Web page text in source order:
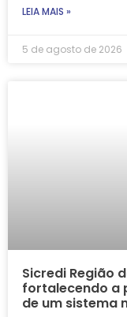
LEIA MAIS »
5 de agosto de 2026
Sicredi Região
fortalecendo a
de um sistema